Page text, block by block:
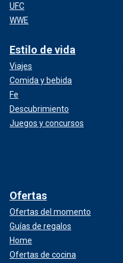
UFC
WWE
Estilo de vida
Viajes
Comida y bebida
Fe
Descubrimiento
Juegos y concursos
Ofertas
Ofertas del momento
Guías de regalos
Home
Ofertas de cocina